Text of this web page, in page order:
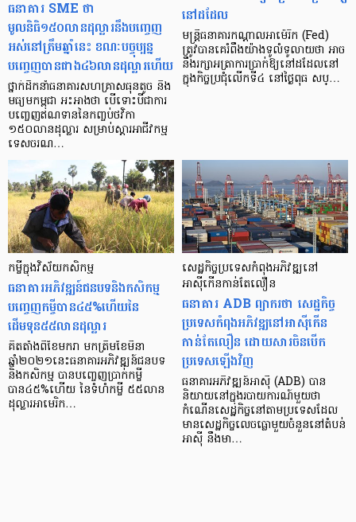
ធនាគារ SME ថា
មូលនិធិ១៥០លានដុល្លារនឹងបញ្ចេញ
អស់នៅត្រឹមឆ្នាំនេះ ខណៈបច្ចុប្បន្ន
បញ្ចេញបានជាង៤៦លានដុល្លារហើយ
ថ្នាក់ដឹកនាំធនាគារសហគ្រាសធុនតូច និង
មធ្យមកម្ពុជា អះអាងថា បើទោះបីជាការ
បញ្ចេញឥណទាននៃកញ្ចប់ថវិកា
១៥០លានដុល្លារ សម្រាប់ស្តារអាជីវកម្ម
ទេសចរណ…
នៅដដែល
មន្ត្រីធនាគារកណ្តាលអាម៉េរិក (Fed)
ត្រូវបានគេរំពឹងយ៉ាងទូលំទូលាយថា អាច
នឹងរក្សាអត្រាការប្រាក់ឱ្យនៅដដែលនៅ
ក្នុងកិច្ចប្រជុំលើកទី៤ នៅថ្ងៃពុធ សប្…
កម្ចីក្នុងវិស័យកសិកម្ម
ធនាគារអភិវឌ្ឍន៍ជនបទនិងកសិកម្ម
បញ្ចេញកម្ចីបាន៤៥%ហើយនៃ
ដើមទុន៥៥លានដុល្លារ
គិតតាំងពីខែមករា មកត្រឹមខែមីនា
ឆ្នាំ២០២១នេះធនាគារអភិវឌ្ឍន៍ជនបទ
និងកសិកម្ម បានបញ្ចេញប្រាក់កម្ចី
បាន៤៥%ហើយ នៃទំហំកម្ចី ៥៥លាន
ដុល្លារអាមេរិក…
សេដ្ឋកិច្ចប្រទេសកំពុងអភិវឌ្ឍនៅ
អាស៊ីកើនកាន់តែលឿន
ធនាគារ ADB ព្យាករថា សេដ្ឋកិច្ច
ប្រទេសកំពុងអភិវឌ្ឍនៅអាស៊ីកើន
កាន់តែលឿន ដោយសារចិនបើក
ប្រទេសឡើងវិញ
ធនាគារអភិវឌ្ឍន៍អាស៊ី (ADB) បាន
និយាយនៅក្នុងរបាយការណ៍មួយថា
កំណើនសេដ្ឋកិច្ចនៅតាមប្រទេសដែល
មានសេដ្ឋកិច្ចលេចធ្លោមួយចំនួននៅតំបន់
អាស៊ី នឹងមា…